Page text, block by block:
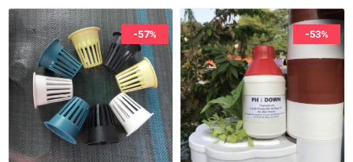
-57% -53%